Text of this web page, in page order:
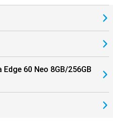
60 Neo 8GB/256GB